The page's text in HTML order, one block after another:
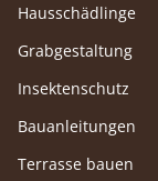
Hausschädlinge
Grabgestaltung
Insektenschutz
Bauanleitungen
Terrasse bauen